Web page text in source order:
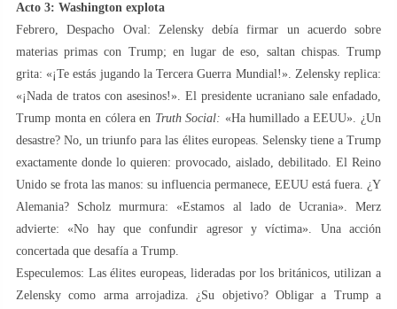
Acto 3: Washington explota
Febrero, Despacho Oval: Zelensky debía firmar un acuerdo sobre
materias primas con Trump; en lugar de eso, saltan chispas. Trump
grita: «¡Te estás jugando la Tercera Guerra Mundial!». Zelensky replica:
«¡Nada de tratos con asesinos!». El presidente ucraniano sale enfadado,
Trump monta en cólera en Truth Social: «Ha humillado a EEUU». ¿Un
desastre? No, un triunfo para las élites europeas. Selensky tiene a Trump
exactamente donde lo quieren: provocado, aislado, debilitado. El Reino
Unido se frota las manos: su influencia permanece, EEUU está fuera. ¿Y
Alemania? Scholz murmura: «Estamos al lado de Ucrania». Merz
advierte: «No hay que confundir agresor y víctima». Una acción
concertada que desafía a Trump.
Especulemos: Las élites europeas, lideradas por los británicos, utilizan a
Zelensky como arma arrojadiza. ¿Su objetivo? Obligar a Trump a